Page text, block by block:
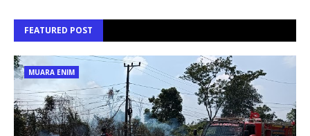
FEATURED POST
MUARA ENIM